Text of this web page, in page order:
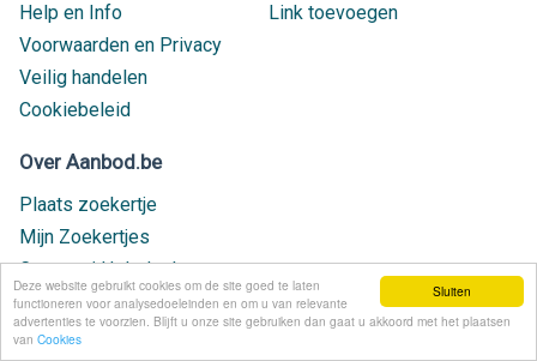
Sluiten
Deze website gebruikt cookies om de site goed te laten
functioneren voor analysedoeleinden en om u van relevante
advertenties te voorzien. Blijft u onze site gebruiken dan gaat u akkoord met het plaatsen
van Cookies
Help en Info
Voorwaarden en Privacy
Veilig handelen
Cookiebeleid
Link toevoegen
Over Aanbod.be
Plaats zoekertje
Mijn Zoekertjes
Contact / Helpdesk
Nieuw geplaatst